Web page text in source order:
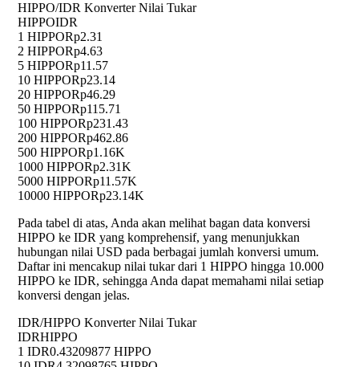
HIPPO/IDR Konverter Nilai Tukar
HIPPOIDR
1 HIPPORp2.31
2 HIPPORp4.63
5 HIPPORp11.57
10 HIPPORp23.14
20 HIPPORp46.29
50 HIPPORp115.71
100 HIPPORp231.43
200 HIPPORp462.86
500 HIPPORp1.16K
1000 HIPPORp2.31K
5000 HIPPORp11.57K
10000 HIPPORp23.14K
Pada tabel di atas, Anda akan melihat bagan data konversi
HIPPO ke IDR yang komprehensif, yang menunjukkan
hubungan nilai USD pada berbagai jumlah konversi umum.
Daftar ini mencakup nilai tukar dari 1 HIPPO hingga 10.000
HIPPO ke IDR, sehingga Anda dapat memahami nilai setiap
konversi dengan jelas.
IDR/HIPPO Konverter Nilai Tukar
IDRHIPPO
1 IDR0.43209877 HIPPO